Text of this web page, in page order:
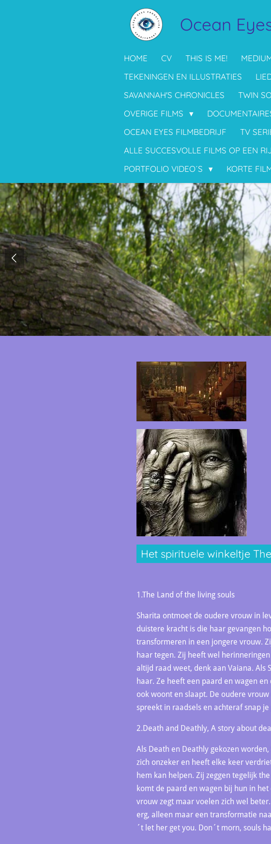
Ocean
HOME CV THIS IS ME!
TEKENINGEN EN ILLUSTRATIES
SAVANNAH'S CHRONICLES
TWIN
OVERIGE FILMS
OCEAN EYES FILMBEDRIJF
TV
ALLE SUCCESVOLLE FILMS OP EEN
PORTFOLIO VIDEO´S
KORTE
Het spirituele winkeltje
1.The Land of the living souls
Sharita ontmoet de oudere vrouw in
duistere kracht is die haar gevangen
transformeren in een jongere vrouw.
haar tegen. Zij heeft wel
altijd raad weet, denk aan Vaiana.
haar. Ze heeft een paard en wagen
ook woont en slaapt. De oudere
spreekt in raadsels en achteraf snap
2.Death and Deathly, A story about
Als Death en Deathly gekozen
zich onzeker en heeft elke keer
hem kan helpen. Zij zeggen tegelijk
komt de paard en wagen bij hun in
vrouw zegt maar voelen zich wel
erg, alleen maar een transformatie
´t let her get you. Don´t morn, souls